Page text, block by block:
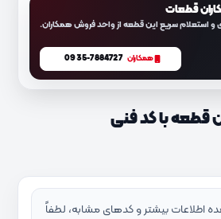
قطعات
استعلام سریع این قطعه از واحد فروش همکاران.
همکاران 0935-7884727
قطعه با کد فنی
اطلاعات بیشتر و کدهای مشابه، لطفاً